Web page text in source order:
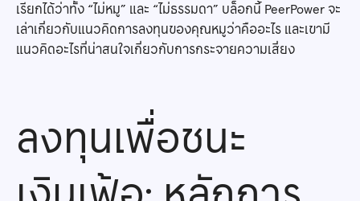
เรียกได้ว่าทั้ง “ไม่หมู” และ “ไม่ธรรมดา” บล็อกนี้ PeerPower จะ
เล่าเกี่ยวกับแนวคิดการลงทุนของคุณหมูว่าคืออะไร และเขามี
แนวคิดอะไรที่น่าสนใจเกี่ยวกับการกระจายความเสี่ยง
ลงทุนเพื่อชนะ